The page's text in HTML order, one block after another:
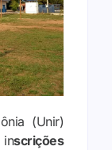
(Unir)
scrições